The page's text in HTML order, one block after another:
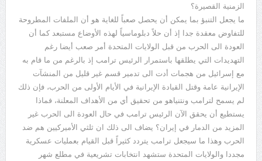
الزمنية القصيرة؟
ما يجعل التنبؤ بما يمكن أن يحصل صعباً للغاية هو أن الملفات المطروحة
للتفاوض معقدة جدا إذ أن حلاً دبلوماسياً لهذه الأوضاع مستبعد كما أن
العودة الى الحرب من قبل الولايات المتحدة أمر صعب أيضا رغم
التهديدات التي يطلقها باستمرار الرئيس ترامب إذ بالرغم من ما قام به
مع إسرائيل من هجمات أدت الى تدمير قسم غير قليل من المنشآت
الإيرانية عامة وقتل القيادة الإيرانية في الأيام الأولى من الحرب، فإن ذلك
لم يسمح لترامب ونتنياهو من تحقيق أي من الأهداف المعلنة، فماذا
يستطيع أن يحقق الآن الرئيس ترامب في حال العودة الى الحرب غير
المزيد من الدمار في إيران؟ يضاف الى ذلك ان ثلثي الأميركيين هم ضد
الحرب وهذا ما سيجعل ترامب يتردد كثيراً قبل القيام بعمليات عسكرية
مجددا والولايات المتحدة ستشهد انتخابات تشريعية في مطلع شهر